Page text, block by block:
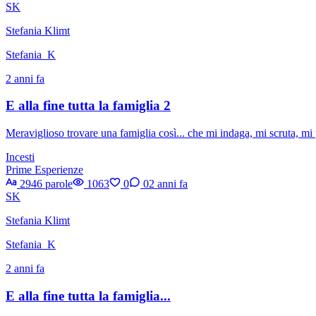
SK
Stefania Klimt
Stefania_K
2 anni fa
E alla fine tutta la famiglia 2
Meraviglioso trovare una famiglia così... che mi indaga, mi scruta,
Incesti
Prime Esperienze
2946 parole
1063 0 02 anni fa
SK
Stefania Klimt
Stefania_K
2 anni fa
E alla fine tutta la famiglia...